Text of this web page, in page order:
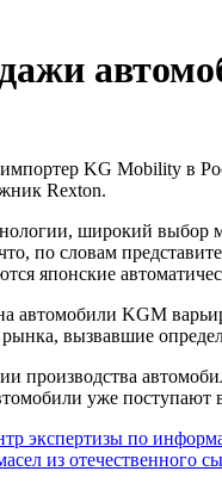
Rexton.
широкий выбор
по словам
японские
KGM
вызвавшие
производства
уже
экспертизы по
из отечественного